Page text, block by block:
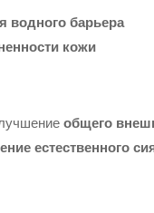
водного барьера
кожи
общего
естественного